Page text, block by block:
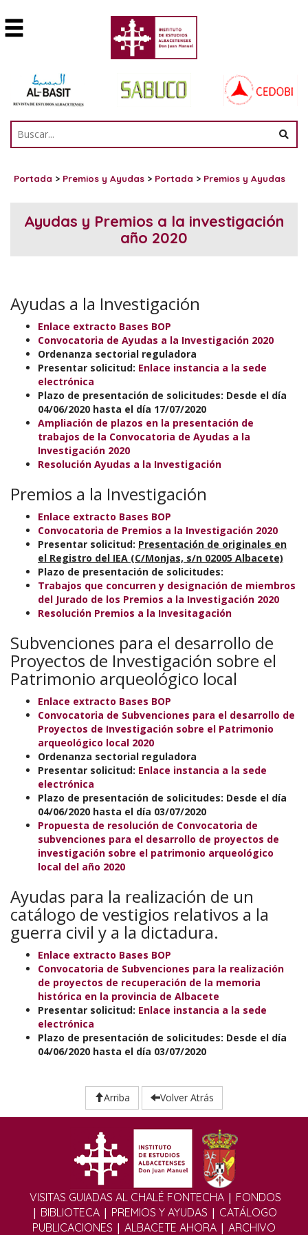
Portada > Premios y Ayudas > Portada > Premios y Ayudas
Ayudas y Premios a la investigación
año 2020
Ayudas a la Investigación
Enlace extracto Bases BOP
Convocatoria de Ayudas a la Investigación 2020
Ordenanza sectorial reguladora
Presentar solicitud: Enlace instancia a la sede
electrónica
Plazo de presentación de solicitudes: Desde el día
04/06/2020 hasta el día 17/07/2020
Ampliación de plazos en la presentación de
trabajos de la Convocatoria de Ayudas a la
Investigación 2020
Resolución Ayudas a la Investigación
Premios a la Investigación
Enlace extracto Bases BOP
Convocatoria de Premios a la Investigación 2020
Presentar solicitud: Presentación de originales en
el Registro del IEA (C/Monjas, s/n 02005 Albacete)
Plazo de presentación de solicitudes:
Trabajos que concurren y designación de miembros
del Jurado de los Premios a la Investigación 2020
Resolución Premios a la Invesitagación
Subvenciones para el desarrollo de
Proyectos de Investigación sobre el
Patrimonio arqueológico local
Enlace extracto Bases BOP
Convocatoria de Subvenciones para el desarrollo de
Proyectos de Investigación sobre el Patrimonio
arqueológico local 2020
Ordenanza sectorial reguladora
Presentar solicitud: Enlace instancia a la sede
electrónica
Plazo de presentación de solicitudes: Desde el día
04/06/2020 hasta el día 03/07/2020
Propuesta de resolución de Convocatoria de
subvenciones para el desarrollo de proyectos de
investigación sobre el patrimonio arqueológico
local del año 2020
Ayudas para la realización de un
catálogo de vestigios relativos a la
guerra civil y a la dictadura.
Enlace extracto Bases BOP
Convocatoria de Subvenciones para la realización
de proyectos de recuperación de la memoria
histórica en la provincia de Albacete
Presentar solicitud: Enlace instancia a la sede
electrónica
Plazo de presentación de solicitudes: Desde el día
04/06/2020 hasta el día 03/07/2020
Arriba Volver Atrás
VISITAS GUIADAS AL CHALÉ FONTECHA | FONDOS
| BIBLIOTECA| PREMIOS Y AYUDAS | CATÁLOGO
PUBLICACIONES | ALBACETE AHORA | ARCHIVO